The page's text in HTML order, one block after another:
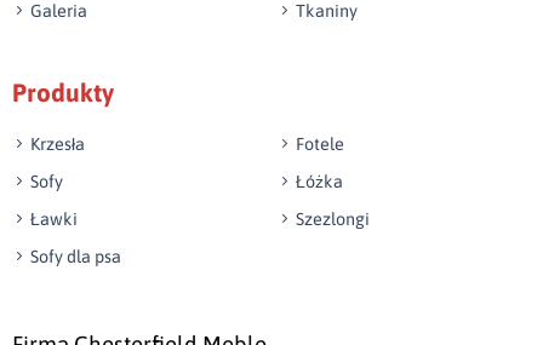
Galeria
Tkaniny
Produkty
Krzesła
Fotele
Sofy
Łóżka
Ławki
Szezlongi
Sofy dla psa